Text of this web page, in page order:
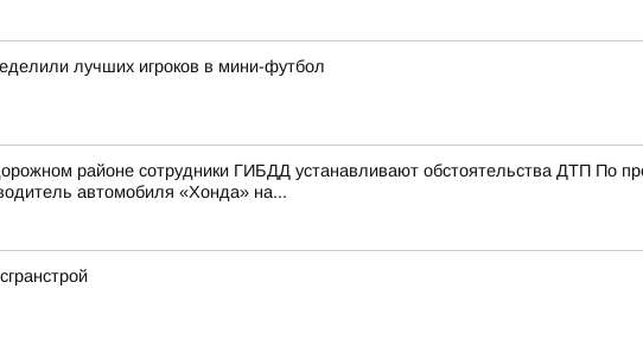
лучших игроков в мини-футбол
районе сотрудники ГИБДД устанавливают обстоятельства ДТП По
автомобиля «Хонда» на...